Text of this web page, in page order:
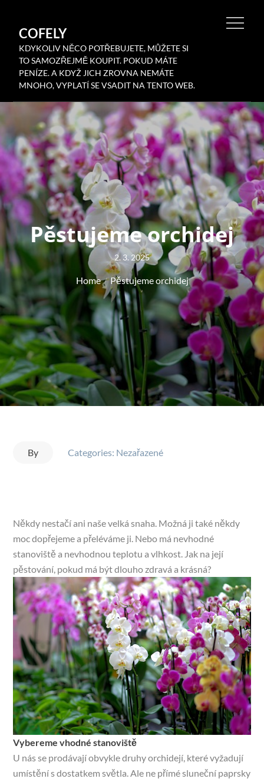
contentCOFELY
KDYKOLIV NĚCO POTŘEBUJETE, MŮŽETE SI
TO SAMOZŘEJMĚ KOUPIT. POKUD MÁTE
PENÍZE. A KDYŽ JICH ZROVNA NEMÁTE
MNOHO, VYPLATÍ SE VSADIT NA TENTO WEB.
Pěstujeme orchidej
Posted
on
2. 3. 2025
Home Pěstujeme orchidej
By Categories: Nezařazené
Někdy nestačí ani naše velká snaha. Možná ji také někdy
moc dopřejeme a přeléváme ji. Nebo má nevhodné
stanoviště a nevhodnou teplotu a vlhkost. Jak na její
pěstování, pokud má být dlouho zdravá a krásná?
Vybereme vhodné stanoviště
U nás se prodávají obvykle druhy orchidejí, které vyžadují
umístění s dostatkem světla. Ale ne přímé sluneční paprsky